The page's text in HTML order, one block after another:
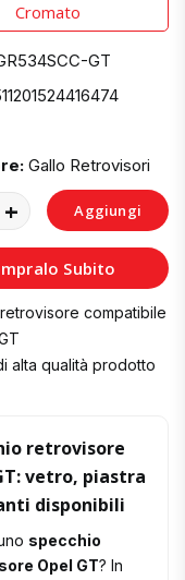
Cromato
GT
Gallo Retrovisori
+ Aggiungi
al
Carrello
Subito
compatibile
alta qualità prodotto
retrovisore
vetro, piastra
disponibili
specchio
Opel GT? In